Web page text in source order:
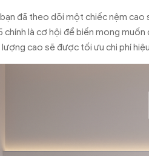
đã theo dõi một chiếc nệm cao
chính là cơ hội để biến mong
cao sẽ được tối ưu chi phí